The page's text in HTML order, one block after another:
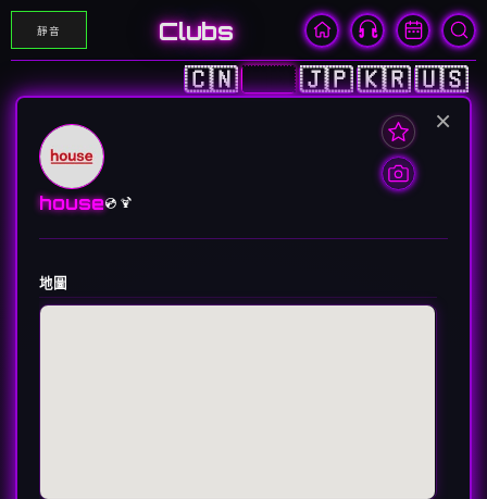
靜音 Clubs
🇨🇳🇭🇰🇯🇵🇰🇷🇺🇸
×
house💿 🍹
地圖